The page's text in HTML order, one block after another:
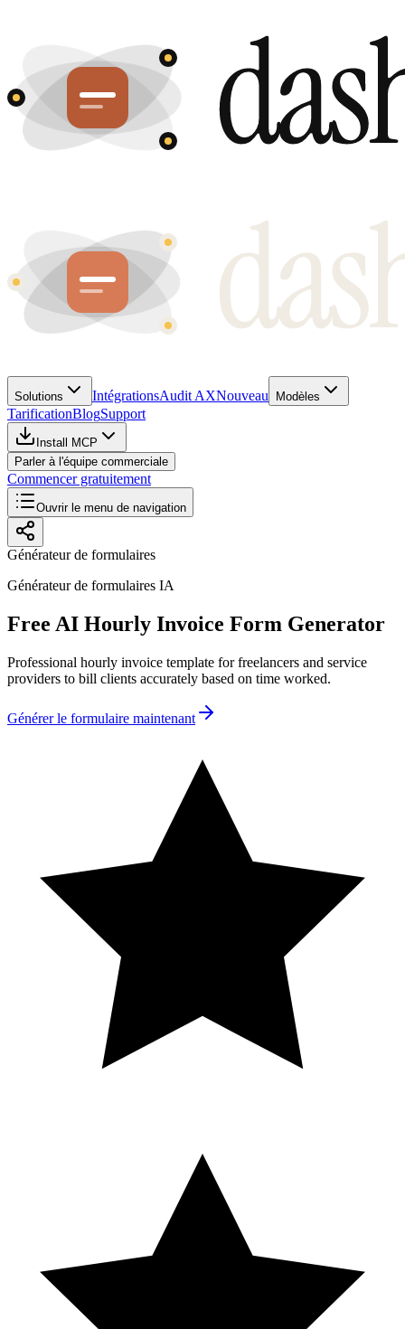
Solutions IntégrationsAudit AXNouveau Modèles
TarificationBlogSupport
Install MCP
Parler à l'équipe commerciale
Commencer gratuitement
Ouvrir le menu de navigation
Générateur de formulaires
Générateur de formulaires IA
Free AI Hourly Invoice Form Generator
Professional hourly invoice template for freelancers and service
providers to bill clients accurately based on time worked.
Générer le formulaire maintenant